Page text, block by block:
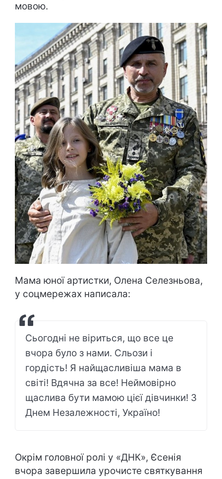
мовою.
Мама юної артистки, Олена Селезньова,
у соцмережах написала:
Сьогодні не віриться, що все це
вчора було з нами. Сльози і
гордість! Я найщасливіша мама в
світі! Вдячна за все! Неймовірно
щаслива бути мамою цієї дівчинки! З
Днем Незалежності, Україно!
Окрім головної ролі у «ДНК», Єсенія
вчора завершила урочисте святкування